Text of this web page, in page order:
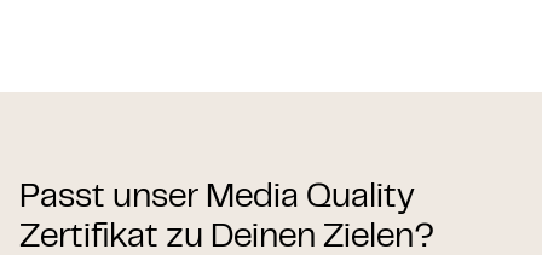
Passt unser Media Quality
Zertifikat zu Deinen Zielen?